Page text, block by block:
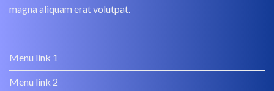
magna aliquam erat volutpat.
Menu link 1
Menu link 2